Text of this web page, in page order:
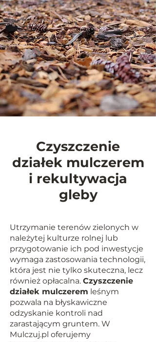
Czyszczenie
działek mulczerem
i rekultywacja
gleby
Utrzymanie terenów zielonych w
należytej kulturze rolnej lub
przygotowanie ich pod inwestycje
wymaga zastosowania technologii,
która jest nie tylko skuteczna, lecz
również opłacalna. Czyszczenie
działek mulczerem leśnym
pozwala na błyskawiczne
odzyskanie kontroli nad
zarastającym gruntem. W
Mulczuj.pl oferujemy